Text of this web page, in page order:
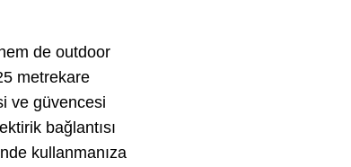
de outdoor
metrekare
ve güvencesi
bağlantısı
kullanmanıza